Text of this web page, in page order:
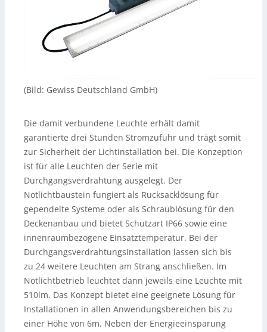
(Bild: Gewiss Deutschland GmbH)
Die damit verbundene Leuchte erhält damit
garantierte drei Stunden Stromzufuhr und trägt somit
zur Sicherheit der Lichtinstallation bei. Die Konzeption
ist für alle Leuchten der Serie mit
Durchgangsverdrahtung ausgelegt. Der
Notlichtbaustein fungiert als Rucksacklösung für
gependelte Systeme oder als Schraublösung für den
Deckenanbau und bietet Schutzart IP66 sowie eine
innenraumbezogene Einsatztemperatur. Bei der
Durchgangsverdrahtungsinstallation lassen sich bis
zu 24 weitere Leuchten am Strang anschließen. Im
Notlichtbetrieb leuchtet dann jeweils eine Leuchte mit
510lm. Das Konzept bietet eine geeignete Lösung für
Installationen in allen Anwendungsbereichen bis zu
einer Höhe von 6m. Neben der Energieeinsparung